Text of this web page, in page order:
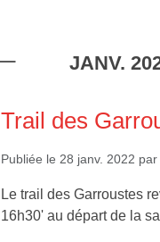
JANV.
Trail des
Publiée le 28 janv. 2022 par
Le trail des Garroustes
16h30' au départ de la